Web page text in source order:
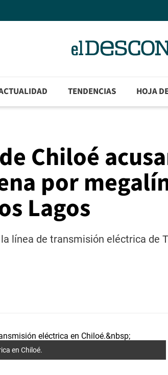
TENDENCIAS HOJA
Chiloé
por
Lagos
línea de transmisión eléctrica de
en Chiloé.